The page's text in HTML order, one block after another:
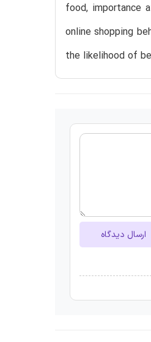
food, importance
online shopping
the likelihood of
ارسال دیدگاه